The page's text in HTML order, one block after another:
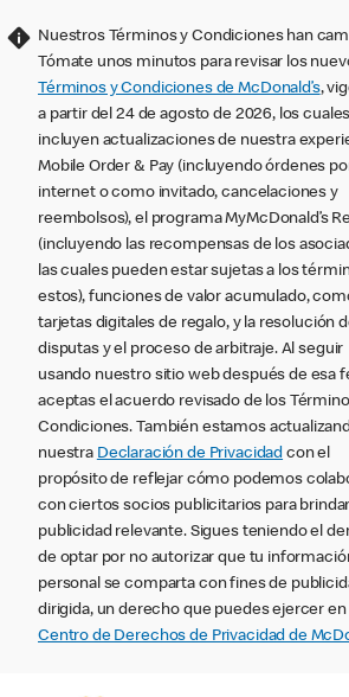
Nuestros Términos y Condiciones han
Tómate unos minutos para revisar los
Términos y Condiciones de McDonald’s,
a partir del 24 de agosto de 2026, los cuales
incluyen actualizaciones de nuestra
Mobile Order & Pay (incluyendo órdenes
internet o como invitado, cancelaciones y
reembolsos), el programa MyMcDonald’s
(incluyendo las recompensas de los
las cuales pueden estar sujetas a los
estos), funciones de valor acumulado,
tarjetas digitales de regalo, y la resolución
disputas y el proceso de arbitraje. Al seguir
usando nuestro sitio web después de esa
aceptas el acuerdo revisado de los
Condiciones. También estamos
nuestra Declaración de Privacidad con el
propósito de reflejar cómo podemos
con ciertos socios publicitarios para
publicidad relevante. Sigues teniendo el
de optar por no autorizar que tu
personal se comparta con fines de
dirigida, un derecho que puedes ejercer en
Centro de Derechos de Privacidad de